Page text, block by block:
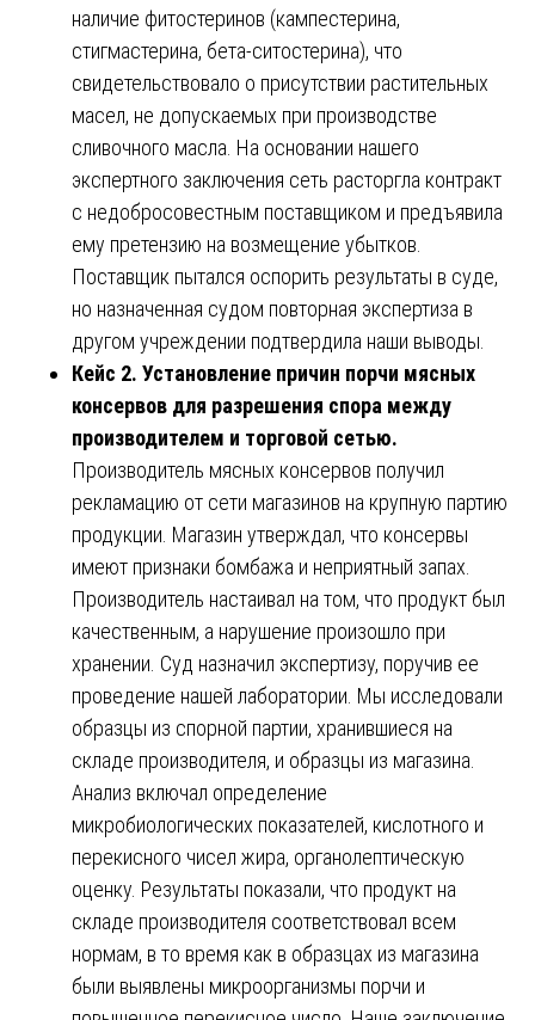
наличие фитостеринов (кампестерина,
стигмастерина, бета-ситостерина), что
свидетельствовало о присутствии растительных
масел, не допускаемых при производстве
сливочного масла. На основании нашего
экспертного заключения сеть расторгла контракт
с недобросовестным поставщиком и предъявила
ему претензию на возмещение убытков.
Поставщик пытался оспорить результаты в суде,
но назначенная судом повторная экспертиза в
другом учреждении подтвердила наши выводы.
Кейс 2. Установление причин порчи мясных
консервов для разрешения спора между
производителем и торговой сетью.
Производитель мясных консервов получил
рекламацию от сети магазинов на крупную партию
продукции. Магазин утверждал, что консервы
имеют признаки бомбажа и неприятный запах.
Производитель настаивал на том, что продукт был
качественным, а нарушение произошло при
хранении. Суд назначил экспертизу, поручив ее
проведение нашей лаборатории. Мы исследовали
образцы из спорной партии, хранившиеся на
складе производителя, и образцы из магазина.
Анализ включал определение
микробиологических показателей, кислотного и
перекисного чисел жира, органолептическую
оценку. Результаты показали, что продукт на
складе производителя соответствовал всем
нормам, в то время как в образцах из магазина
были выявлены микроорганизмы порчи и